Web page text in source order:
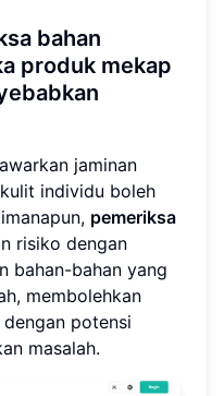
bahan
produk mekap
jaminan
individu boleh
pemeriksa
risiko dengan
bahan-bahan yang
membolehkan
potensi
masalah.